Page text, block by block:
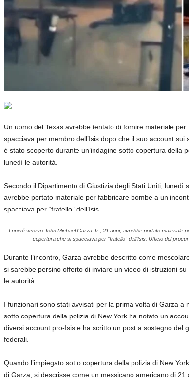
Un uomo del Texas avrebbe tentato di fornire materiale
spacciava per membro dell’Isis dopo che il suo account
è stato scoperto durante un’indagine sotto copertura della
lunedì le autorità.
Secondo il Dipartimento di Giustizia degli Stati Uniti, lunedì
avrebbe portato materiale per fabbricare bombe a un
spacciava per “fratello” dell’Isis.
Lunedì scorso John Michael Garza Jr., 21 anni, avrebbe portato materiale
copertura che si spacciava per “fratello” dell’Isis. Ufficio del
Durante l’incontro, Garza avrebbe descritto come
si sarebbe persino offerto di inviare un video di istruzioni
le autorità.
I funzionari sono stati avvisati per la prima volta di Garza a
sotto copertura della polizia di New York ha notato un
diversi account pro-Isis e ha scritto un post a sostegno del
federali.
Quando l’impiegato sotto copertura della polizia di New
di Garza, si descrisse come un messicano americano di 21